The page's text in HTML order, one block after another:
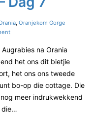
,Oranjekom Gorge
o
2
0
2
N
o
o
na Orania
het ons dit bietjie
het ons ons tweede
bo-op die cottage. Die
meer indrukwekkend
die…